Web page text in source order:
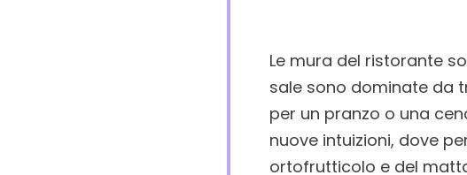
Le mura del ristorante
sale sono dominate da
per un pranzo o una
nuove intuizioni, dove
ortofrutticolo e del